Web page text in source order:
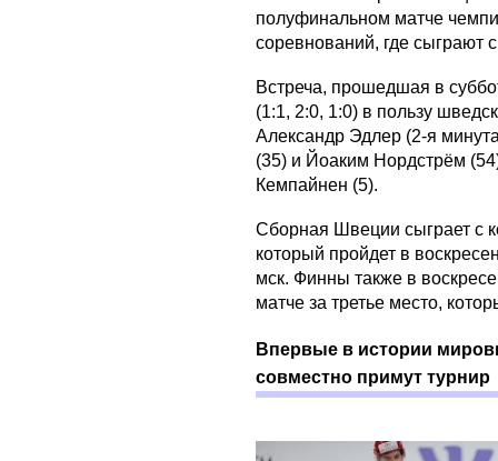
полуфинальном матче
соревнований, где сыграют
Встреча, прошедшая в
(1:1, 2:0, 1:0) в пользу
Александр Эдлер (2-я
(35) и Йоаким Нордстрём
Кемпайнен (5).
Сборная Швеции сыграет с
который пройдет в
мск. Финны также в
матче за третье место,
Впервые в истории
совместно примут турнир